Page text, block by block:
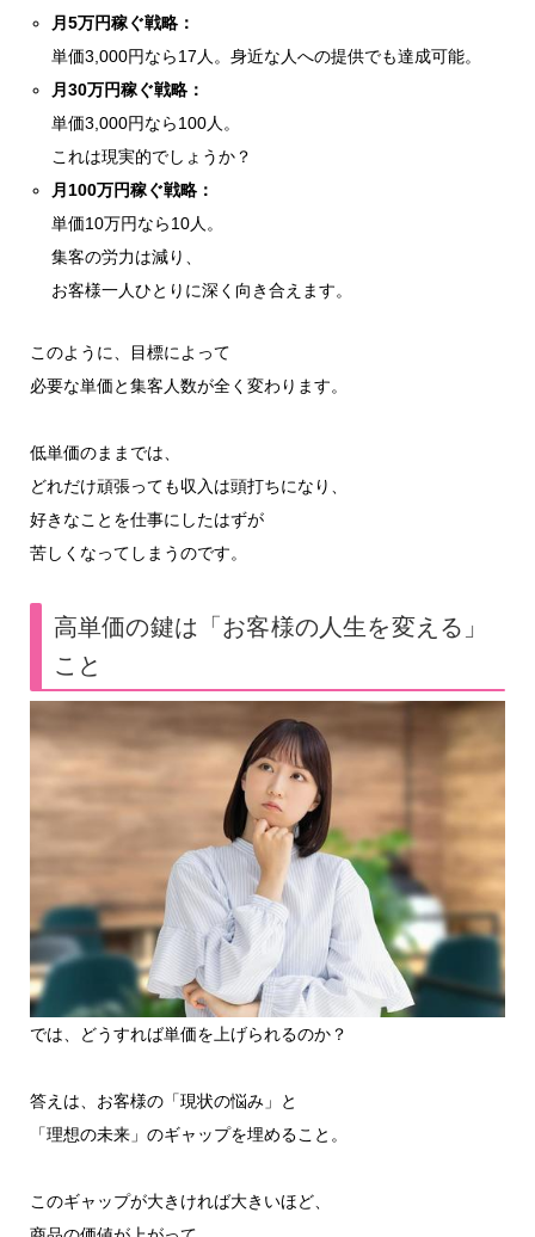
月5万円稼ぐ戦略：
単価3,000円なら17人。身近な人への提供でも達成可能。
月30万円稼ぐ戦略：
単価3,000円なら100人。
これは現実的でしょうか？
月100万円稼ぐ戦略：
単価10万円なら10人。
集客の労力は減り、
お客様一人ひとりに深く向き合えます。
このように、目標によって
必要な単価と集客人数が全く変わります。
低単価のままでは、
どれだけ頑張っても収入は頭打ちになり、
好きなことを仕事にしたはずが
苦しくなってしまうのです。
高単価の鍵は「お客様の人生を変える」
こと
では、どうすれば単価を上げられるのか？
答えは、お客様の「現状の悩み」と
「理想の未来」のギャップを埋めること。
このギャップが大きければ大きいほど、